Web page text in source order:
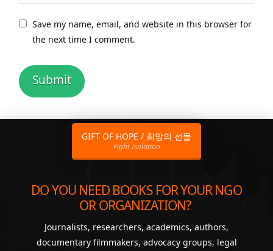
Save my name, email, and website in this browser for
the next time I comment.
GIFT OF HOPE / 희망의 선물
Fight Isolation
DO YOU NEED BOOKS FOR YOUR NGO
OR ORGANIZATION?
Journalists, researchers, academics, authors,
documentary filmmakers, advocacy groups, legal